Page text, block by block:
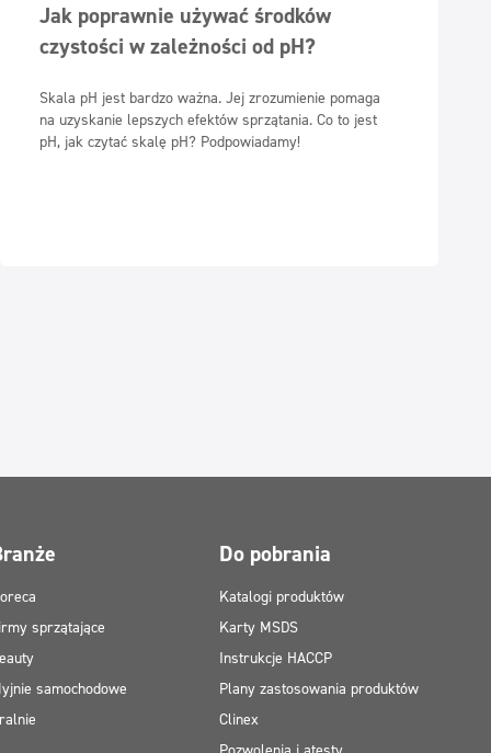
Jak poprawnie używać środków
czystości w zależności od pH?
Skala pH jest bardzo ważna. Jej zrozumienie pomaga
na uzyskanie lepszych efektów sprzątania. Co to jest
pH, jak czytać skalę pH? Podpowiadamy!
sprzątające
samochodowe
Do pobrania
Katalogi produktów
Karty MSDS
Instrukcje HACCP
Plany zastosowania produktów
Clinex